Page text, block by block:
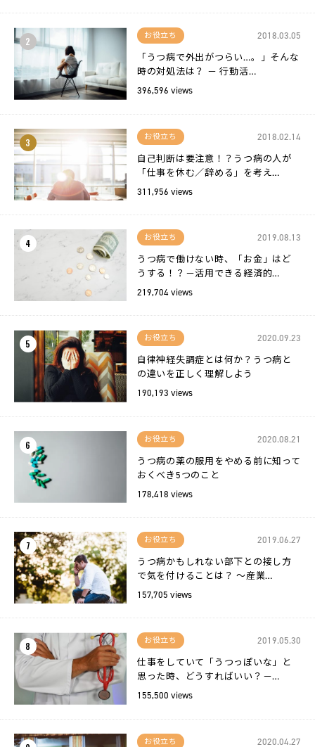
2 お役立ち
2018.03.05
「うつ病で外出がつらい…。」そんな
時の対処法は？ － 行動活…
396,596 views
3 お役立ち
2018.02.14
自己判断は要注意！？うつ病の人が
「仕事を休む／辞める」を考え…
311,956 views
4 お役立ち
2019.08.13
うつ病で働けない時、「お金」はど
うする！？－活用できる経済的…
219,704 views
5 お役立ち
2020.09.23
自律神経失調症とは何か？うつ病と
の違いを正しく理解しよう
190,193 views
6 お役立ち
2020.08.21
うつ病の薬の服用をやめる前に知って
おくべき5つのこと
178,418 views
7 お役立ち
2019.06.27
うつ病かもしれない部下との接し方
で気を付けることは？ 〜産業…
157,705 views
8 お役立ち
2019.05.30
仕事をしていて「うつっぽいな」と
思った時、どうすればいい？－…
155,500 views
お役立ち
2020.04.27